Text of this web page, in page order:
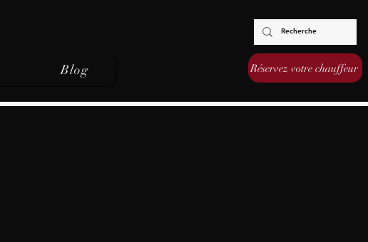
Blog Réservez votre chauffeur